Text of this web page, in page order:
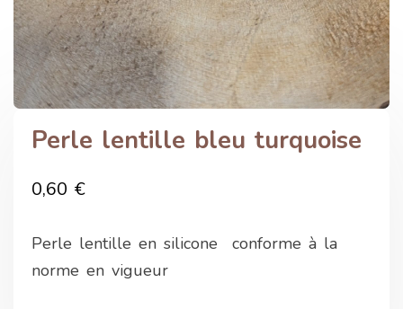
Perle lentille bleu turquoise
0,60 €
Perle lentille en silicone conforme à la
norme en vigueur